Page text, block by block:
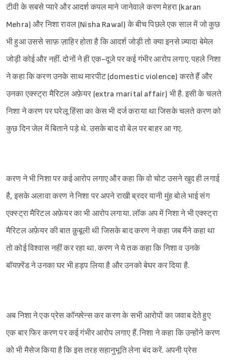
टीवी के सबसे प्यारे और आदर्श कपल माने जानेवाले करण मेहरा (karan
Mehra) और निशा रावल (Nisha Rawal) के बीच पिछले एक साल में जो कुछ
भी हुआ उससे साफ़ ज़ाहिर होता है कि आदर्श जोड़ी तो क्या इनसे ज़्यादा बेमेल
जोड़ी कोई और नहीं. दोनों ने ही एक-दूजे पर कई गंभीर आरोप लगाए. पहले निशा
ने कहा कि करण उनके साथ मारपीट (domestic violence) करते हैं और
उनका एक्स्ट्रा मैरिटल अफ़ेयर (extra marital affair) भी है. इसी के चलते
निशा ने करण पर घरेलू हिंसा का केस भी दर्ज कराया था जिसके चलते करण को
कुछ दिन जेल में बिताने पड़े थे. उसके बाद वो बेल पर बाहर आ गए.
करण ने भी निशा पर कई आरोप लगाए और कहा कि वो चोट उसने खुद ही लगाई
है, इसके अलावा करण ने निशा पर अपने राखी ब्रदर यानी मुंह बोले भाई संग
एक्स्ट्रा मैरिटल अफ़ेयर का भी आरोप लगाया. लॉक अप में निशा ने भी एक्स्ट्रा
मैरिटल अफ़ेयर की बात क़ुबूली थी जिसके बाद करण ने कहा जब मैंने कहा था
तो कोई विश्वास नहीं कर रहा था. करण ने ये तक कहा कि निशा व उनके
बॉयफ़्रेंड ने उनका घर भी हड़प लिया है और उनको बेघर कर दिया है.
अब निशा ने एक प्रेस कॉन्फ़्रेन्स कर करण के सभी आरोपों का जवाब देते हुए
एक बार फिर करण पर कई गंभीर आरोप लगाए हैं. निशा ने कहा कि उन्होंने करण
को भी मैसेज किया है कि इस तरह सहानुभूति लेना बंद करें. अपनी प्रेस